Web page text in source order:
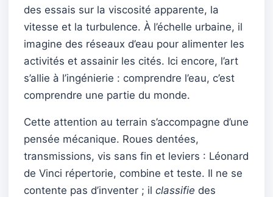
des essais sur la viscosité apparente, la
vitesse et la turbulence. À l’échelle urbaine, il
imagine des réseaux d’eau pour alimenter les
activités et assainir les cités. Ici encore, l’art
s’allie à l’ingénierie : comprendre l’eau, c’est
comprendre une partie du monde.
Cette attention au terrain s’accompagne d’une
pensée mécanique. Roues dentées,
transmissions, vis sans fin et leviers : Léonard
de Vinci répertorie, combine et teste. Il ne se
contente pas d’inventer ; il classifie des